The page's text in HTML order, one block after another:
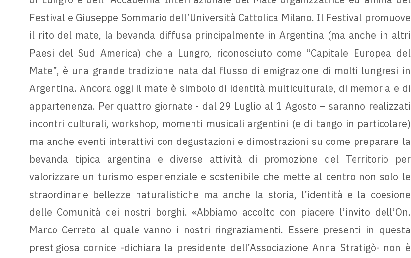
Festival e Giuseppe Sommario dell’Università Cattolica Milano. Il Festival promuove
il rito del mate, la bevanda diffusa principalmente in Argentina (ma anche in altri
Paesi del Sud America) che a Lungro, riconosciuto come “Capitale Europea del
Mate”, è una grande tradizione nata dal flusso di emigrazione di molti lungresi in
Argentina. Ancora oggi il mate è simbolo di identità multiculturale, di memoria e di
appartenenza. Per quattro giornate - dal 29 Luglio al 1 Agosto – saranno realizzati
incontri culturali, workshop, momenti musicali argentini (e di tango in particolare)
ma anche eventi interattivi con degustazioni e dimostrazioni su come preparare la
bevanda tipica argentina e diverse attività di promozione del Territorio per
valorizzare un turismo esperienziale e sostenibile che mette al centro non solo le
straordinarie bellezze naturalistiche ma anche la storia, l’identità e la coesione
delle Comunità dei nostri borghi. «Abbiamo accolto con piacere l’invito dell’On.
Marco Cerreto al quale vanno i nostri ringraziamenti. Essere presenti in questa
prestigiosa cornice -dichiara la presidente dell’Associazione Anna Stratigò- non è